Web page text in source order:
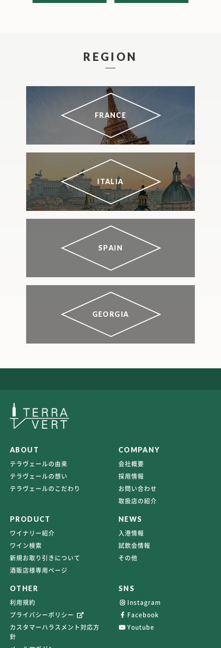
REGION
FRANCE
ITALIA
SPAIN
GEORGIA
ABOUT
テラヴェールの由来
テラヴェールの想い
テラヴェールのこだわり
COMPANY
会社概要
採用情報
お問い合わせ
取扱店の紹介
PRODUCT
ワイナリー紹介
ワイン検索
新規お取り引きについて
酒販店様専用ページ
NEWS
入港情報
試飲会情報
その他
OTHER
利用規約
プライバシーポリシー
カスタマーハラスメント対応方
針
SNS
Instagram
Facebook
Youtube